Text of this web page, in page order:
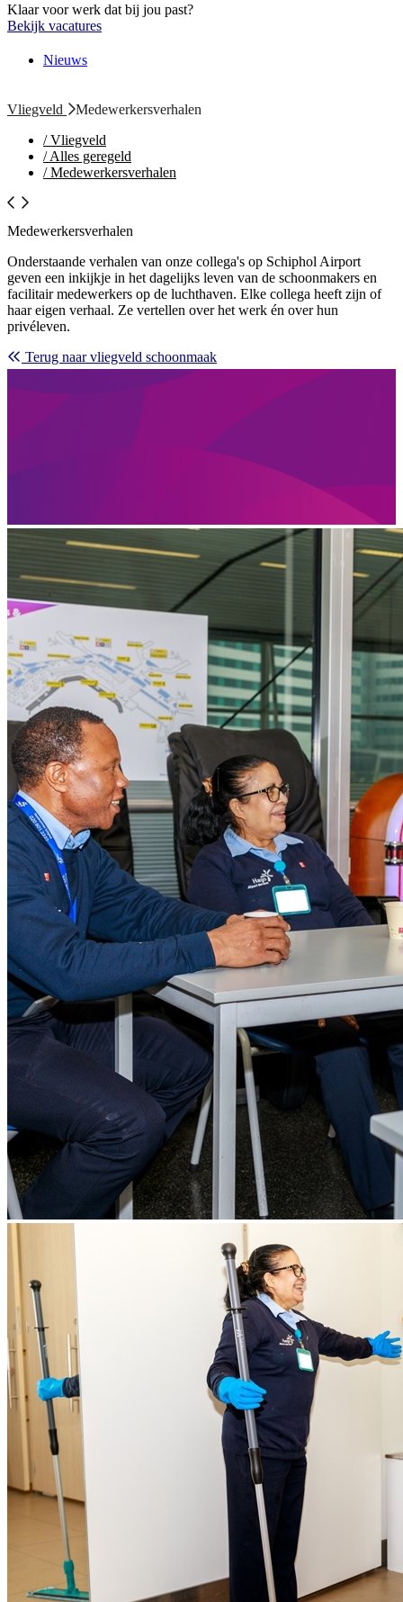
Klaar voor werk dat bij jou past?
Bekijk vacatures
Nieuws
Vliegveld
Medewerkersverhalen
/Vliegveld
/Alles geregeld
/Medewerkersverhalen
Medewerkersverhalen
Onderstaande verhalen van onze collega's op Schiphol Airport
geven een inkijkje in het dagelijks leven van de schoonmakers en
facilitair medewerkers op de luchthaven. Elke collega heeft zijn of
haar eigen verhaal. Ze vertellen over het werk én over hun
privéleven.
Terug naar vliegveld schoonmaak